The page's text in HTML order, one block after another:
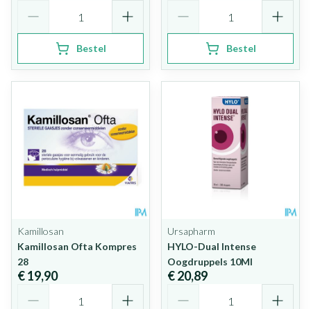
Bestel Bestel
Kamillosan
Kamillosan Ofta Kompres
28
€ 19,90
Ursapharm
HYLO-Dual Intense
Oogdruppels 10Ml
€ 20,89